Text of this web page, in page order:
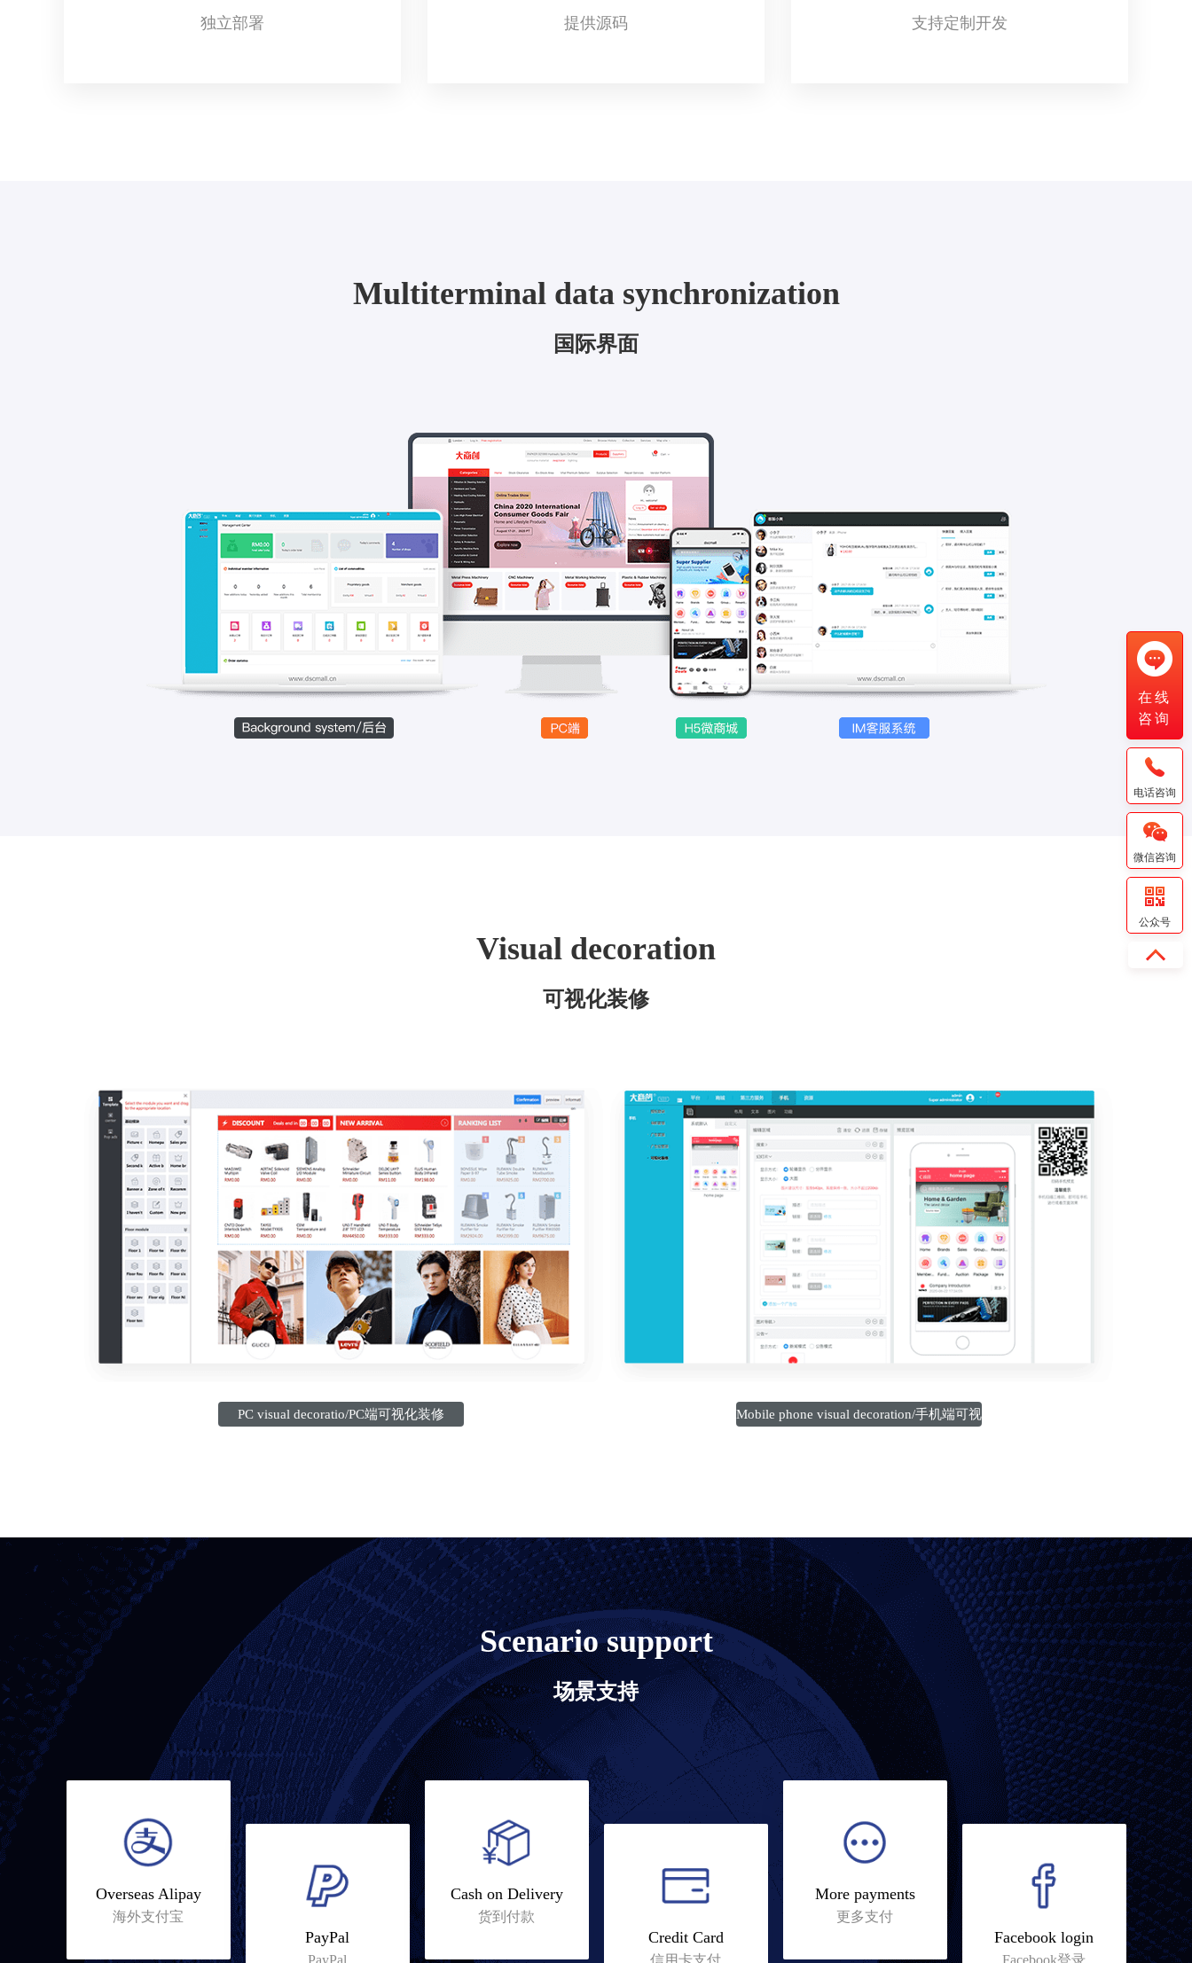
独立部署
提供源码
支持定制开发
Multiterminal data synchronization
国际界面
Visual decoration
可视化装修
PC visual decoratio/PC端可视化装修
Mobile phone visual decoration/手机端可视
Scenario support
场景支持
Overseas Alipay
海外支付宝
PayPal
PayPal
Cash on Delivery
货到付款
Credit Card
信用卡支付
More payments
更多支付
Facebook login
Facebook登录
在线
咨询
电话咨询
微信咨询
公众号